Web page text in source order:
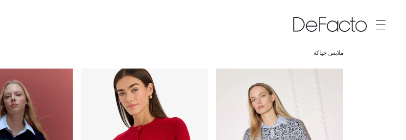
ملابس حياكة